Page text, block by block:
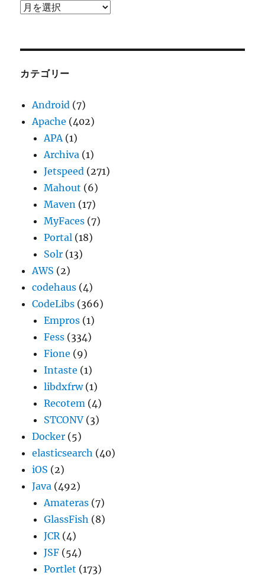
ア
ブ
カテゴリー
Android (7)
Apache (402)
APA(1)
Archiva (1)
Jetspeed (271)
Mahout (6)
Maven (17)
MyFaces (7)
Portal (18)
Solr (13)
AWS (2)
codehaus (4)
CodeLibs (366)
Empros (1)
Fess (334)
Fione (9)
Intaste (1)
libdxfrw(1)
Recotem (4)
STCONV (3)
Docker (5)
elasticsearch (40)
iOS (2)
Java (492)
Amateras (7)
GlassFish (8)
JCR(4)
JSF (54)
Portlet (173)